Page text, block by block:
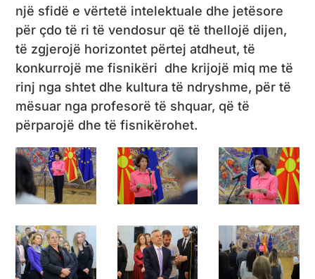
një sfidë e vërtetë intelektuale dhe jetësore
për çdo të ri të vendosur që të thellojë dijen,
të zgjerojë horizontet përtej atdheut, të
konkurrojë me fisnikëri dhe krijojë miq me të
rinj nga shtet dhe kultura të ndryshme, për të
mësuar nga profesorë të shquar, që të
përparojë dhe të fisnikërohet.